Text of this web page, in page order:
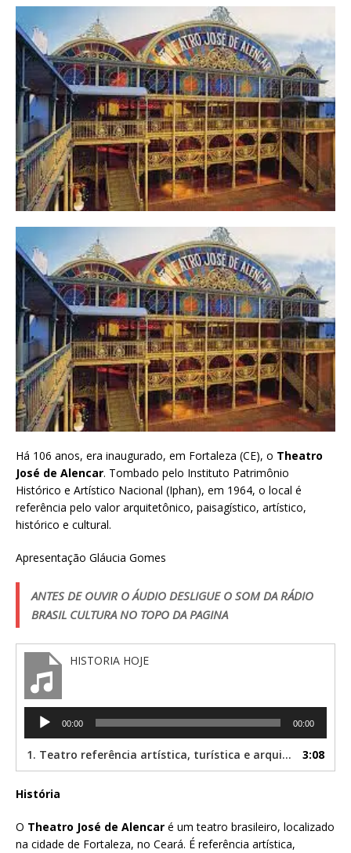
Há 106 anos, era inaugurado, em Fortaleza (CE), o Theatro
José de Alencar. Tombado pelo Instituto Patrimônio
Histórico e Artístico Nacional (Iphan), em 1964, o local é
referência pelo valor arquitetônico, paisagístico, artístico,
histórico e cultural.
Apresentação Gláucia Gomes
ANTES DE OUVIR O ÁUDIO DESLIGUE O SOM DA RÁDIO
BRASIL CULTURA NO TOPO DA PAGINA
HISTORIA HOJE
Tocador
áudio
00:00 00:00
1. Teatro referência artística, turística e arquitetônica no país 3:08
História
O Theatro José de Alencar é um teatro brasileiro, localizado
na cidade de Fortaleza, no Ceará. É referência artística,